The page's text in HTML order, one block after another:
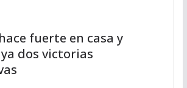
fuerte en casa y
dos victorias